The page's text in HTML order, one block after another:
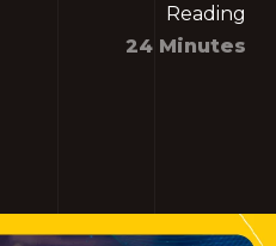
Reading
24 Minutes